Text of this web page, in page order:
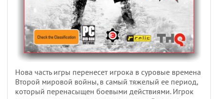
Нова часть игры перенесет игрока в суровые времена
Второй мировой войны, в самый тяжелый ее период,
который перенасыщен боевыми действиями. Игрок